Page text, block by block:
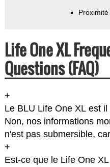
Proximité
Life One XL
Questions (FAQ)
+
Le BLU Life One XL est
Non, nos informations
n'est pas submersible,
+
Est-ce que le Life One